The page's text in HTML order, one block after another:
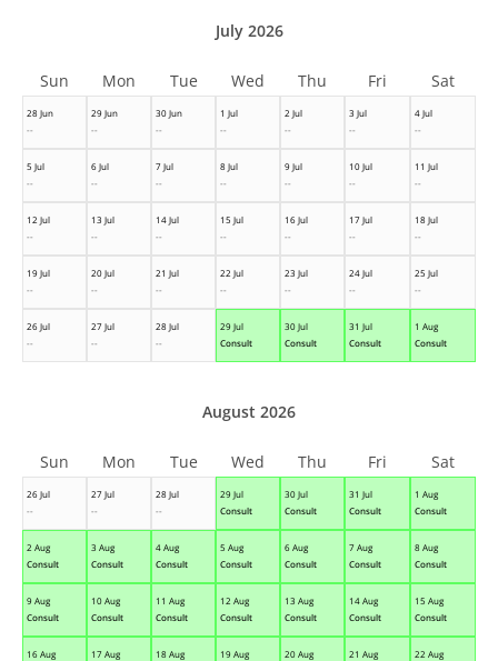
28 Jun
--
29 Jun
--
30 Jun
--
1 Jul
--
2 Jul
--
3 Jul
--
4 Jul
--
5 Jul
--
6 Jul
--
7 Jul
--
8 Jul
--
9 Jul
--
10 Jul
--
11 Jul
--
12 Jul
--
13 Jul
--
14 Jul
--
15 Jul
--
16 Jul
--
17 Jul
--
18 Jul
--
19 Jul
--
20 Jul
--
21 Jul
--
22 Jul
--
23 Jul
--
24 Jul
--
25 Jul
--
26 Jul
--
27 Jul
--
28 Jul
--
29 Jul
Consult
30 Jul
Consult
31 Jul
Consult
1 Aug
Consult
July 2026
Sun Mon Tue Wed Thu Fri Sat
26 Jul
--
27 Jul
--
28 Jul
--
29 Jul
Consult
30 Jul
Consult
31 Jul
Consult
1 Aug
Consult
2 Aug
Consult
3 Aug
Consult
4 Aug
Consult
5 Aug
Consult
6 Aug
Consult
7 Aug
Consult
8 Aug
Consult
9 Aug
Consult
10 Aug
Consult
11 Aug
Consult
12 Aug
Consult
13 Aug
Consult
14 Aug
Consult
15 Aug
Consult
16 Aug
17 Aug
18 Aug
19 Aug
20 Aug
21 Aug
22 Aug
August 2026
Sun Mon Tue Wed Thu Fri Sat